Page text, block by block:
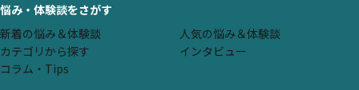
悩み・体験談をさがす
新着の悩み＆体験談
人気の悩み＆体験談
カテゴリから探す
インタビュー
コラム・Tips